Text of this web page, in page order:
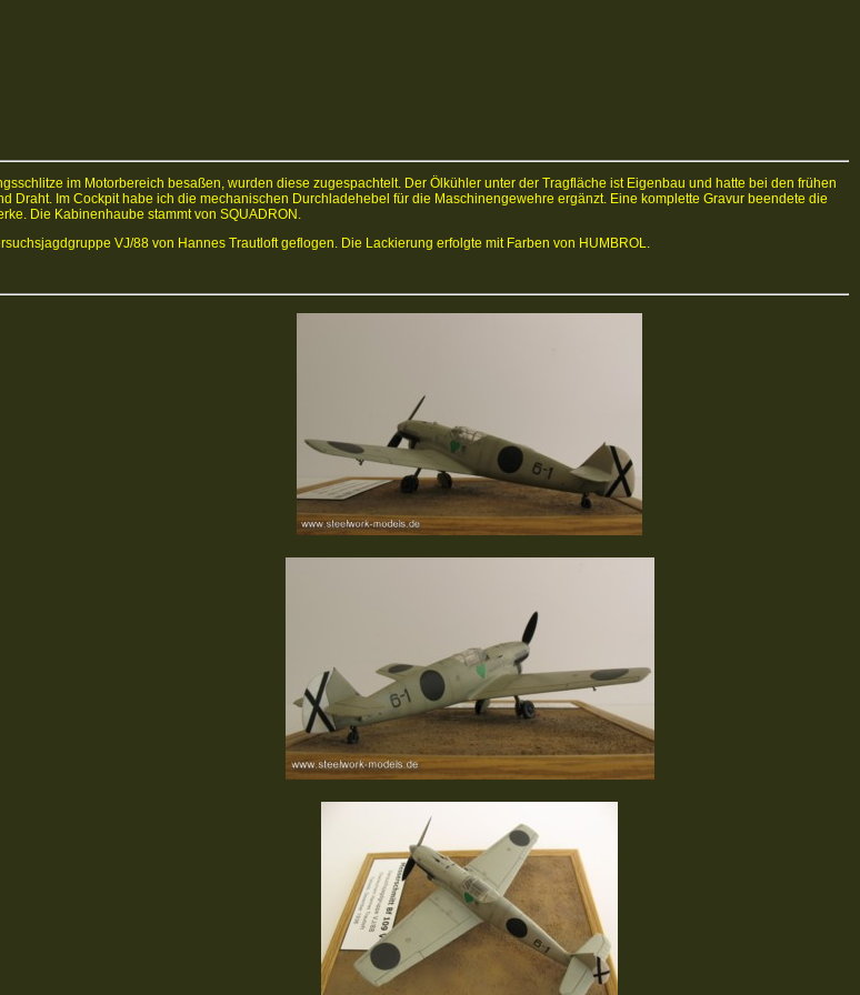
im Motorbereich besaßen, wurden diese zugespachtelt. Der Ölkühler unter der Tragfläche ist Eigenbau und hatte bei den frühen
Im Cockpit habe ich die mechanischen Durchladehebel für die Maschinengewehre ergänzt. Eine komplette Gravur beendete die
Die Kabinenhaube stammt von SQUADRON.
VJ/88 von Hannes Trautloft geflogen. Die Lackierung erfolgte mit Farben von HUMBROL.